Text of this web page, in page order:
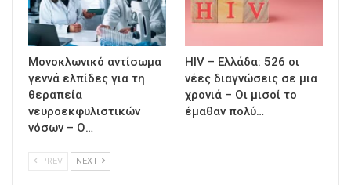
Μονοκλωνικό αντίσωμα
γεννά ελπίδες για τη
θεραπεία
νευροεκφυλιστικών
νόσων – Ο…
HIV – Ελλάδα: 526 οι
νέες διαγνώσεις σε μια
χρονιά – Οι μισοί το
έμαθαν πολύ…
PREV NEXT